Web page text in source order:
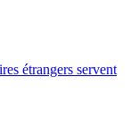
étrangers servent